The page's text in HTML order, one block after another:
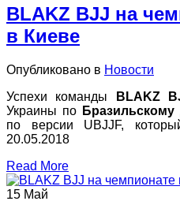
BLAKZ BJJ на
в Киеве
Опубликовано в Новости
Успехи команды
BLAKZ
Украины по
по версии UBJJF,
20.05.2018
Read More
15 Май